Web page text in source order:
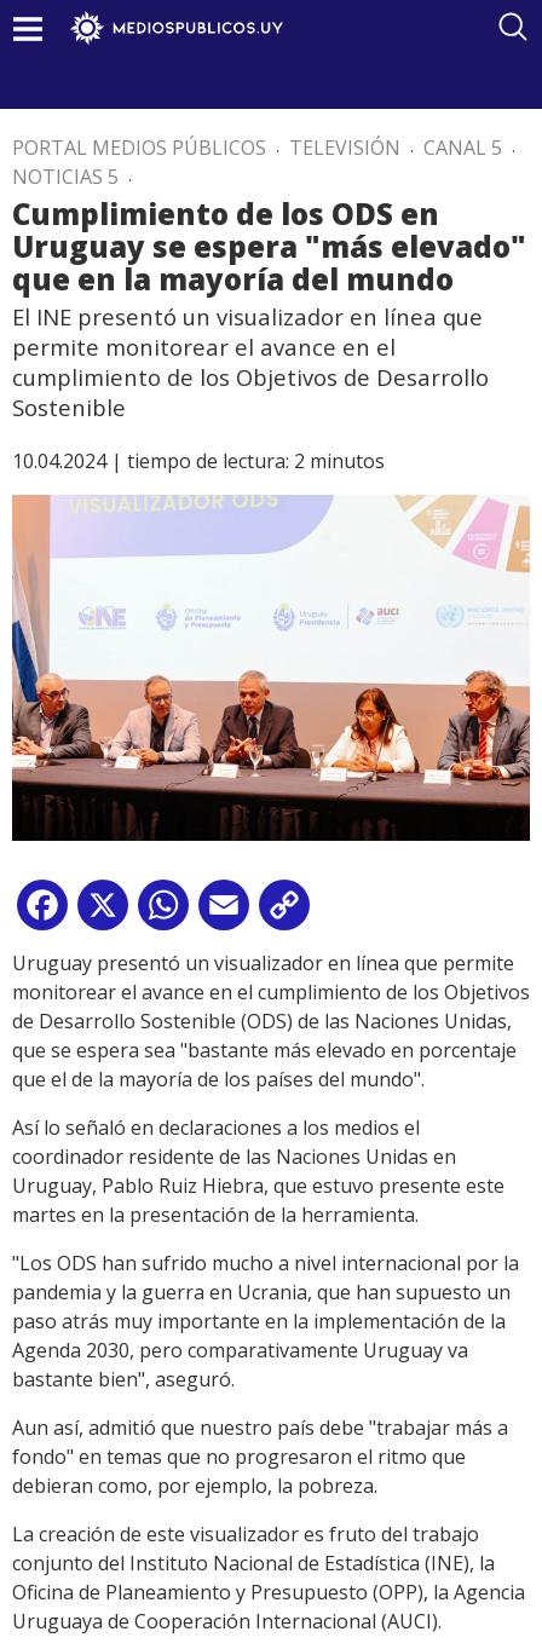
PORTAL MEDIOS PÚBLICOS . TELEVISIÓN . CANAL 5 .
NOTICIAS 5 .
Cumplimiento de los ODS en
Uruguay se espera "más elevado"
que en la mayoría del mundo
El INE presentó un visualizador en línea que
permite monitorear el avance en el
cumplimiento de los Objetivos de Desarrollo
Sostenible
10.04.2024 | tiempo de lectura: 2 minutos
Facebook
X WhatsApp
Email
Link
Uruguay presentó un visualizador en línea que permite
monitorear el avance en el cumplimiento de los Objetivos
de Desarrollo Sostenible (ODS) de las Naciones Unidas,
que se espera sea "bastante más elevado en porcentaje
que el de la mayoría de los países del mundo".
Así lo señaló en declaraciones a los medios el
coordinador residente de las Naciones Unidas en
Uruguay, Pablo Ruiz Hiebra, que estuvo presente este
martes en la presentación de la herramienta.
"Los ODS han sufrido mucho a nivel internacional por la
pandemia y la guerra en Ucrania, que han supuesto un
paso atrás muy importante en la implementación de la
Agenda 2030, pero comparativamente Uruguay va
bastante bien", aseguró.
Aun así, admitió que nuestro país debe "trabajar más a
fondo" en temas que no progresaron el ritmo que
debieran como, por ejemplo, la pobreza.
La creación de este visualizador es fruto del trabajo
conjunto del Instituto Nacional de Estadística (INE), la
Oficina de Planeamiento y Presupuesto (OPP), la Agencia
Uruguaya de Cooperación Internacional (AUCI).